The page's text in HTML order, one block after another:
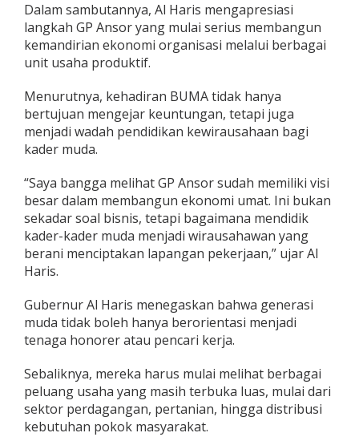
M
A
S
i
p
G
r
k
a
E
k
o
m
U
m
t
i
J
a
Dalam sambutannya, Al Haris mengapresiasi
langkah GP Ansor yang mulai serius membangun
kemandirian ekonomi organisasi melalui berbagai
unit usaha produktif.
Menurutnya, kehadiran BUMA tidak hanya
bertujuan mengejar keuntungan, tetapi juga
menjadi wadah pendidikan kewirausahaan bagi
kader muda.
“Saya bangga melihat GP Ansor sudah memiliki visi
besar dalam membangun ekonomi umat. Ini bukan
sekadar soal bisnis, tetapi bagaimana mendidik
kader-kader muda menjadi wirausahawan yang
berani menciptakan lapangan pekerjaan,” ujar Al
Haris.
Gubernur Al Haris menegaskan bahwa generasi
muda tidak boleh hanya berorientasi menjadi
tenaga honorer atau pencari kerja.
Sebaliknya, mereka harus mulai melihat berbagai
peluang usaha yang masih terbuka luas, mulai dari
sektor perdagangan, pertanian, hingga distribusi
kebutuhan pokok masyarakat.